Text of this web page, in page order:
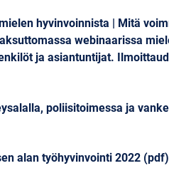
hyvinvoinnista | Mitä
webinaarissa
ja asiantuntijat.
poliisitoimessa ja
alan työhyvinvointi 2022 (pdf)